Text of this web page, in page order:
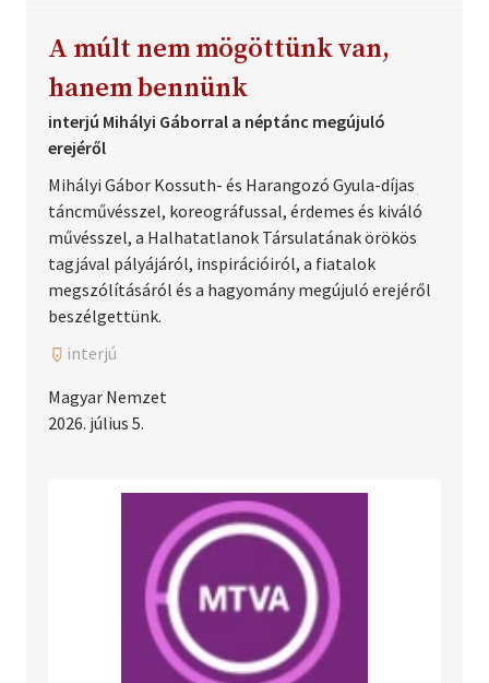
A múlt nem mögöttünk van,
hanem bennünk
interjú Mihályi Gáborral a néptánc megújuló
erejéről
Mihályi Gábor Kossuth- és Harangozó Gyula-díjas
táncművésszel, koreográfussal, érdemes és kiváló
művésszel, a Halhatatlanok Társulatának örökös
tagjával pályájáról, inspirációiról, a fiatalok
megszólításáról és a hagyomány megújuló erejéről
beszélgettünk.
interjú
Magyar Nemzet
2026. július 5.